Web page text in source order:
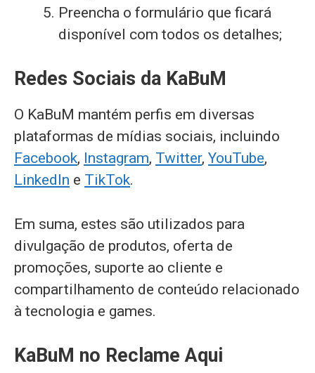
Preencha o formulário que ficará
disponível com todos os detalhes;
Redes Sociais da KaBuM
O KaBuM mantém perfis em diversas
plataformas de mídias sociais, incluindo
Facebook, Instagram, Twitter, YouTube,
LinkedIn e TikTok.
Em suma, estes são utilizados para
divulgação de produtos, oferta de
promoções, suporte ao cliente e
compartilhamento de conteúdo relacionado
à tecnologia e games.
KaBuM no Reclame Aqui